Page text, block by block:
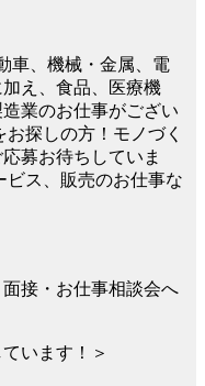
車、機械・金属、電
え、食品、医療機
業のお仕事がござい
探しの方！モノづく
募お待ちしていま
ビス、販売のお仕事な
接・お仕事相談会へ
います！＞